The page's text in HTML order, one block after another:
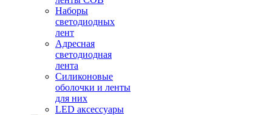
Наборы
светодиодных
лент
Адресная
светодиодная
лента
Силиконовые
оболочки и ленты
для них
LED аксессуары